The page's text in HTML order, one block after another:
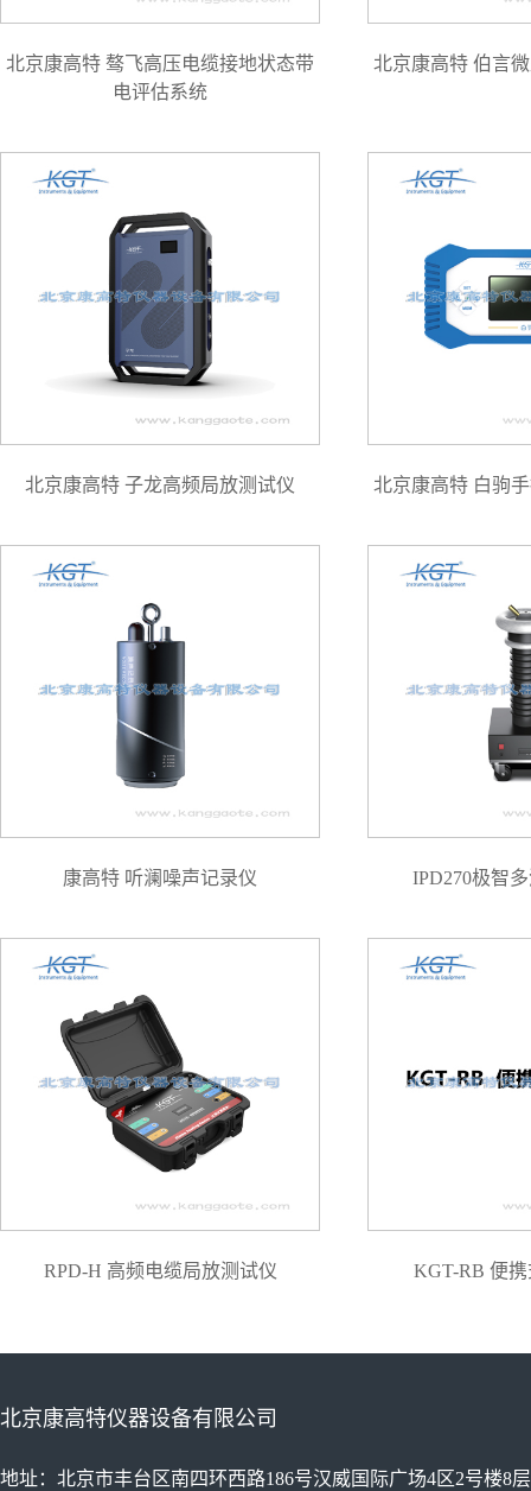
北京康高特 骜飞高压电缆接地状态带
电评估系统
北京康高特 伯言
北京康高特 子龙高频局放测试仪 北京康高特 白驹
康高特 听澜噪声记录仪 IPD270极智
RPD-H 高频电缆局放测试仪 KGT-RB 便
北京康高特仪器设备有限公司
地址：北京市丰台区南四环西路186号汉威国际广场4区2号楼8层